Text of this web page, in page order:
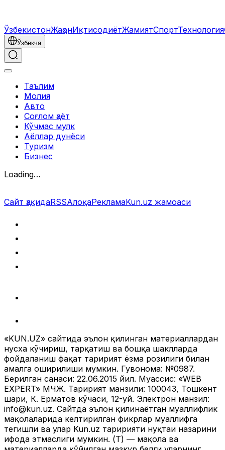
ЎзбекистонЖаҳонИқтисодиётЖамиятСпортТехнология
Ўзбекча
Таълим
Молия
Авто
Соғлом ҳаёт
Кўчмас мулк
Аёллар дунёси
Туризм
Бизнес
Loading…
Сайт ҳақидаRSSАлоқаРекламаKun.uz жамоаси
«KUN.UZ» сайтида эълон қилинган материаллардан
нусха кўчириш, тарқатиш ва бошқа шаклларда
фойдаланиш фақат таҳририят ёзма розилиги билан
амалга оширилиши мумкин. Гувоҳнома: №0987.
Берилган санаси: 22.06.2015 йил. Муассис: «WEB
EXPERT» МЧЖ. Таҳририят манзили: 100043, Тошкент
шаҳри, К. Ерматов кўчаси, 12-уй. Электрон манзил:
info@kun.uz. Сайтда эълон қилинаётган муаллифлик
мақолаларида келтирилган фикрлар муаллифга
тегишли ва улар Kun.uz таҳририяти нуқтаи назарини
ифода этмаслиги мумкин. (Т) — мақола ва